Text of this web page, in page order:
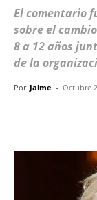
El comentario
sobre el
8 a 12 años
de la
Por Jaime - Octubre